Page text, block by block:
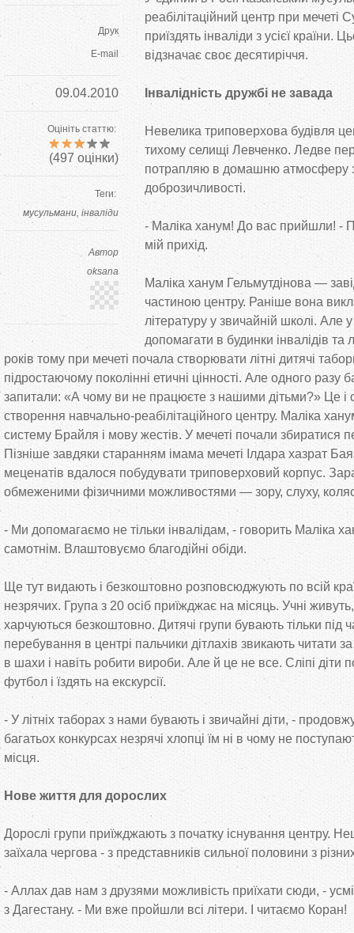
Друк
E-mail
09.04.2010
Оцініть статтю:
(497 оцінки)
Теги:
мусульмани інваліди
Автор
oksana
реабілітаційний центр при мечеті
приїздять інваліди з усієї країни.
відзначає своє десятиріччя.
Інвалідність дружбі не завада
Невелика триповерхова будівля
тихому селищі Левченко. Ледве
потрапляю в домашню атмосферу
доброзичливості.
- Маліка ханум! До вас прийшли! -
мій прихід.
Маліка ханум Гельмутдінова —
частиною центру. Раніше вона
літературу у звичайній школі. Але
допомагати в будинки інвалідів та
років тому при мечеті почала створювати літні дитячі
підростаючому поколінні етичні цінності. Але одного разу
запитали: «А чому ви не працюєте з нашими дітьми?» Це і
створення навчально-реабілітаційного центру. Маліка
систему Брайля і мову жестів. У мечеті почали збиратися
Пізніше завдяки старанням імама мечеті Ілдара хазрат
меценатів вдалося побудувати триповерховий корпус.
обмеженими фізичними можливостями — зору, слуху,
- Ми допомагаємо не тільки інвалідам, - говорить Маліка
самотнім. Влаштовуємо благодійні обіди.
Ще тут видають і безкоштовно розповсюджують по всій
незрячих. Група з 20 осіб приїжджає на місяць. Учні
харчуються безкоштовно. Дитячі групи бувають тільки під
перебування в центрі пальчики дітлахів звикають читати
в шахи і навіть робити вироби. Але й це не все. Сліпі діти
футбол і їздять на екскурсії.
- У літніх таборах з нами бувають і звичайні діти, -
багатьох конкурсах незрячі хлопці їм ні в чому не
місця.
Нове життя для дорослих
Дорослі групи приїжджають з початку існування центру.
заїхала чергова - з представників сильної половини з різних
- Аллах дав нам з друзями можливість приїхати сюди, -
з Дагестану. - Ми вже пройшли всі літери. І читаємо Коран!